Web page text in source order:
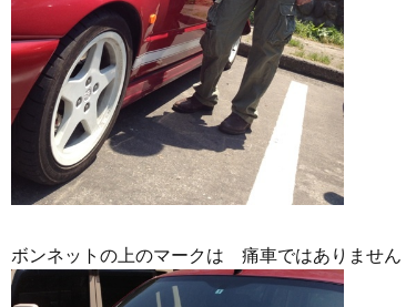
ボンネットの上のマークは 痛車ではありません